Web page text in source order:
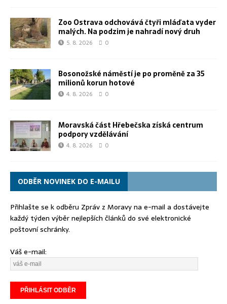
Zoo Ostrava odchovává čtyři mláďata vyder
malých. Na podzim je nahradí nový druh
5. 8. 2026 0
Bosonožské náměstí je po proměně za 35
milionů korun hotové
4. 8. 2026 0
Moravská část Hřebečska získá centrum
podpory vzdělávání
4. 8. 2026 0
ODBĚR NOVINEK DO E-MAILU
Přihlašte se k odběru Zpráv z Moravy na e-mail a dostávejte
každý týden výběr nejlepších článků do své elektronické
poštovní schránky.
Váš e-mail: